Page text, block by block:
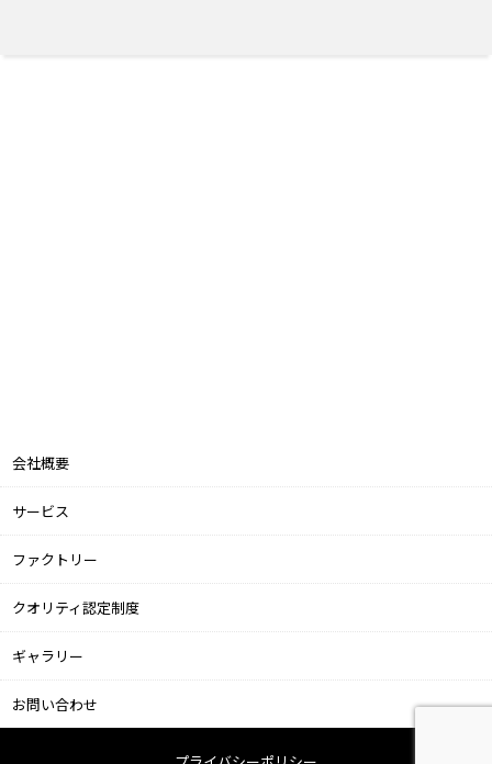
会社概要
サービス
ファクトリー
クオリティ認定制度
ギャラリー
お問い合わせ